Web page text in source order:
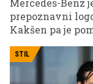
prepoznavni
Kakšen pa je
STIL